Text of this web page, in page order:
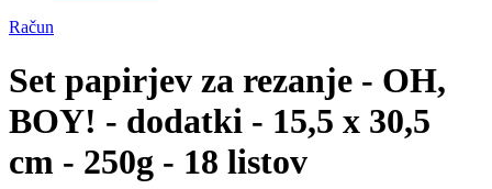
Račun
Set papirjev za rezanje - OH,
BOY! - dodatki - 15,5 x 30,5
cm - 250g - 18 listov